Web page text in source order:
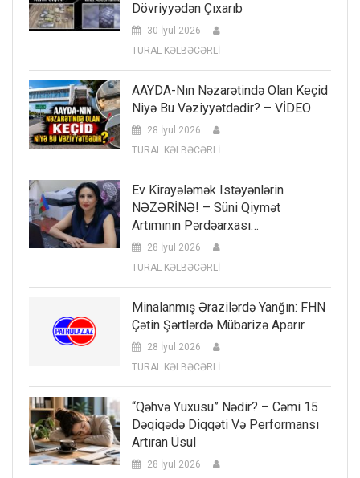
Dövriyyədən Çıxarıb
30 İyul 2026
TURAL KƏLBƏCƏRLİ
AAYDA-Nın Nəzarətində Olan Keçid
Niyə Bu Vəziyyətdədir? – VİDEO
28 İyul 2026
TURAL KƏLBƏCƏRLİ
Ev Kirayələmək Istəyənlərin
NƏZƏRİNƏ! – Süni Qiymət
Artımının Pərdəarxası…
28 İyul 2026
TURAL KƏLBƏCƏRLİ
Minalanmış Ərazilərdə Yanğın: FHN
Çətin Şərtlərdə Mübarizə Aparır
28 İyul 2026
TURAL KƏLBƏCƏRLİ
“Qəhvə Yuxusu” Nədir? – Cəmi 15
Dəqiqədə Diqqəti Və Performansı
Artıran Üsul
28 İyul 2026